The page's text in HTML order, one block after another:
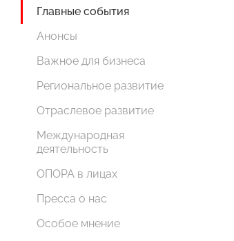
Главные события
Анонсы
Важное для бизнеса
Региональное развитие
Отраслевое развитие
Международная
деятельность
ОПОРА в лицах
Пресса о нас
Особое мнение